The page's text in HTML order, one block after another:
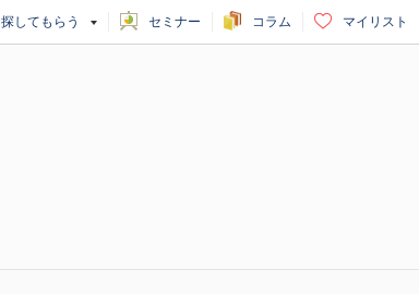
探してもらう セミナー コラム マイリスト